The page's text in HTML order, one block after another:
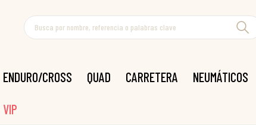
ENDURO/CROSS QUAD CARRETERA NEUMÁTICOS
VIP